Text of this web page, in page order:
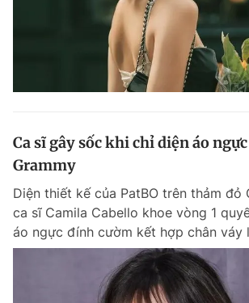
Ca sĩ gây sốc khi chỉ diện áo
Grammy
Diện thiết kế của PatBO trên thảm đỏ
ca sĩ Camila Cabello khoe vòng 1
áo ngực đính cườm kết hợp chân váy